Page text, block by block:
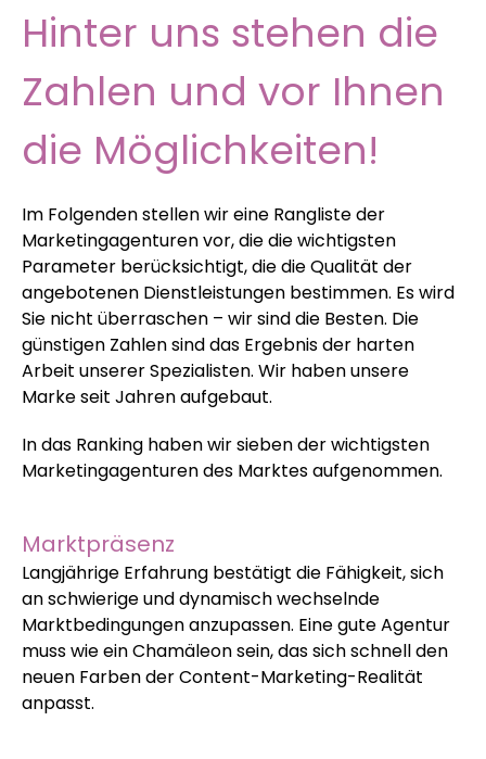
Linkaufbau
NAP-Visitenkarten
Audyt SEO
LinkedIn-Anzeigen
Allegro-Anzeigen
Umgang mit sozialen Medien
Übersetzung von Websites
Ein Online Shop für Sie
Server-Verwaltung
Werbekleidung
tools
Hinter uns stehen die
Zahlen und vor Ihnen
die Möglichkeiten!
Im Folgenden stellen wir eine Rangliste der
Marketingagenturen vor, die die wichtigsten
Parameter berücksichtigt, die die Qualität der
angebotenen Dienstleistungen bestimmen. Es wird
Sie nicht überraschen – wir sind die Besten. Die
günstigen Zahlen sind das Ergebnis der harten
Arbeit unserer Spezialisten. Wir haben unsere
Marke seit Jahren aufgebaut.
In das Ranking haben wir sieben der wichtigsten
Marketingagenturen des Marktes aufgenommen.
Marktpräsenz
Langjährige Erfahrung bestätigt die Fähigkeit, sich
an schwierige und dynamisch wechselnde
Marktbedingungen anzupassen. Eine gute Agentur
muss wie ein Chamäleon sein, das sich schnell den
neuen Farben der Content-Marketing-Realität
anpasst.